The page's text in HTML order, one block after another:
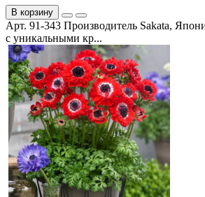
В корзину
Арт. 91-343 Производитель Sakata,
с уникальными кр...